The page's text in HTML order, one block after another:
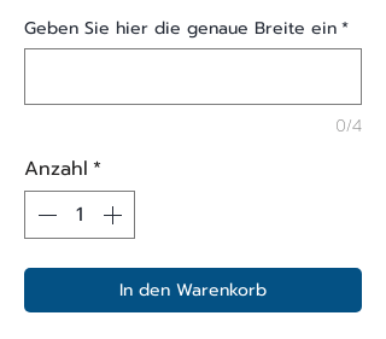
Geben Sie hier die genaue Breite ein*
0/4
Anzahl *
In den Warenkorb